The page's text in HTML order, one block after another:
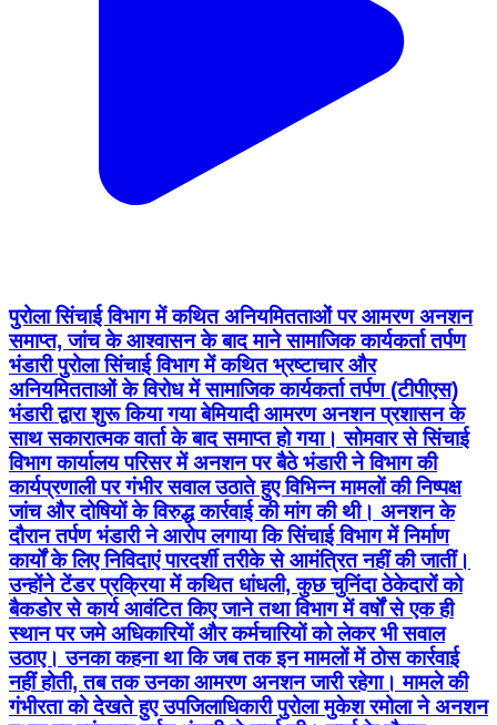
पुरोला सिंचाई विभाग में कथित अनियमितताओं पर आमरण अनशन
समाप्त, जांच के आश्वासन के बाद माने सामाजिक कार्यकर्ता तर्पण
साथ सकारात्मक वार्ता के बाद समाप्त हो गया। सोमवार से सिंचाई
विभाग कार्यालय परिसर में अनशन पर बैठे भंडारी ने विभाग की
कार्यप्रणाली पर गंभीर सवाल उठाते हुए विभिन्न मामलों की निष्पक्ष
जांच और दोषियों के विरुद्ध कार्रवाई की मांग की थी। अनशन के
दौरान तर्पण भंडारी ने आरोप लगाया कि सिंचाई विभाग में निर्माण
कार्यों के लिए निविदाएं पारदर्शी तरीके से आमंत्रित नहीं की जातीं।
उन्होंने टेंडर प्रक्रिया में कथित धांधली, कुछ चुनिंदा ठेकेदारों को
बैकडोर से कार्य आवंटित किए जाने तथा विभाग में वर्षों से एक ही
स्थान पर जमे अधिकारियों और कर्मचारियों को लेकर भी सवाल
उठाए। उनका कहना था कि जब तक इन मामलों में ठोस कार्रवाई
नहीं होती, तब तक उनका आमरण अनशन जारी रहेगा। मामले की
गंभीरता को देखते हुए उपजिलाधिकारी पुरोला मुकेश रमोला ने अनशन
स्थल पर पहुंचकर तर्पण भंडारी से वार्ता की। वार्ता के दौरान
एसडीएम ने कथित अनियमितताओं की जांच के लिए जांच टीम गठित
करने का आश्वासन दिया। उन्होंने कहा कि यदि जांच में किसी भी
स्तर पर अनियमितता या लापरवाही सामने आती है तो संबंधित
अधिकारियों एवं कर्मचारियों के विरुद्ध नियमानुसार कार्रवाई की